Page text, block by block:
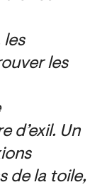
les
les
d’exil. Un
de la toile,